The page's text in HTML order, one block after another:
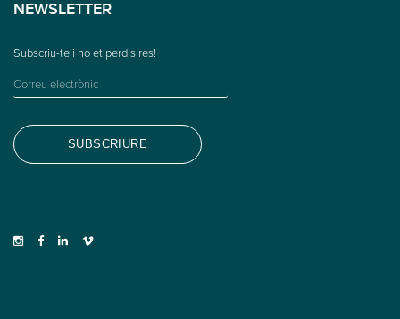
NEWSLETTER